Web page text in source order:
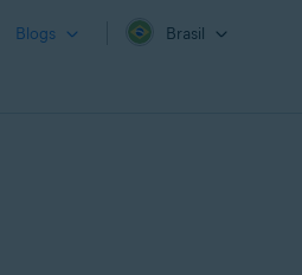
Blogs Brasil